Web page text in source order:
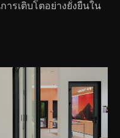
รเติบโตอย่างยั่งยืนใน